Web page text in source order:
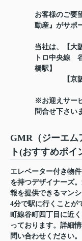
お客様のご要
動産』がサポ
当社は、【大
トロ中央線
橋駅】
【京阪本
※お迎えサー
問合せ下さい
GMR（ジーエ
ト(おすすめポイ
エレベーター付き物
を持つデザイナーズ
報を提供できるマン
4分で駅に行くことが
町線谷町四丁目に近
っております。詳細
問い合わせください。